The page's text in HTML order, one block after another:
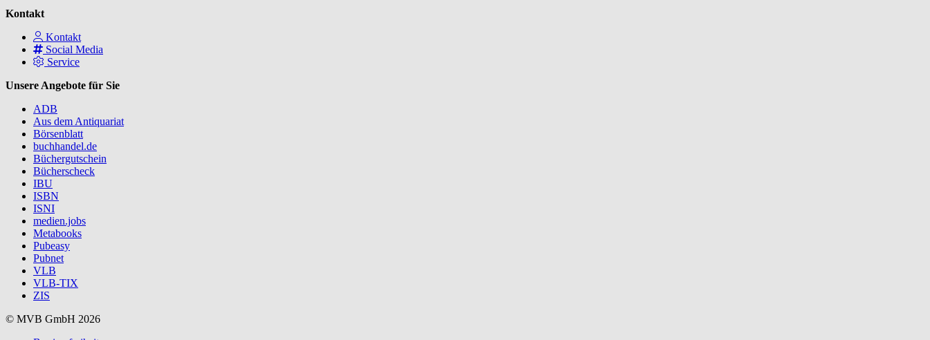
Kontakt
Kontakt
Social Media
Service
Unsere Angebote für Sie
ADB
Aus dem Antiquariat
Börsenblatt
buchhandel.de
Büchergutschein
Bücherscheck
IBU
ISBN
ISNI
medien.jobs
Metabooks
Pubeasy
Pubnet
VLB
VLB-TIX
ZIS
© MVB GmbH 2026